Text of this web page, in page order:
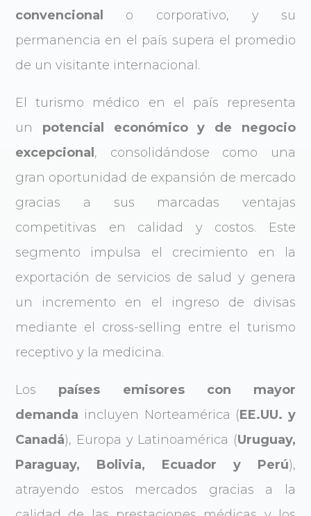
convencional o corporativo, y su
permanencia en el país supera el promedio
de un visitante internacional.
El turismo médico en el país representa
un potencial económico y de negocio
excepcional, consolidándose como una
gran oportunidad de expansión de mercado
gracias a sus marcadas ventajas
competitivas en calidad y costos. Este
segmento impulsa el crecimiento en la
exportación de servicios de salud y genera
un incremento en el ingreso de divisas
mediante el cross-selling entre el turismo
receptivo y la medicina.
Los países emisores con mayor
demanda incluyen Norteamérica (EE.UU. y
Canadá), Europa y Latinoamérica (Uruguay,
Paraguay, Bolivia, Ecuador y Perú),
atrayendo estos mercados gracias a la